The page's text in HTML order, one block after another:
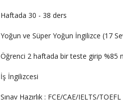
Haftada 30 - 38 ders
Yoğun ve Süper Yoğun İngilizce (17
Öğrenci 2 haftada bir teste girip %85
İş İngilizcesi
Sınav Hazırlık : FCE/CAE/IELTS/TOEFL